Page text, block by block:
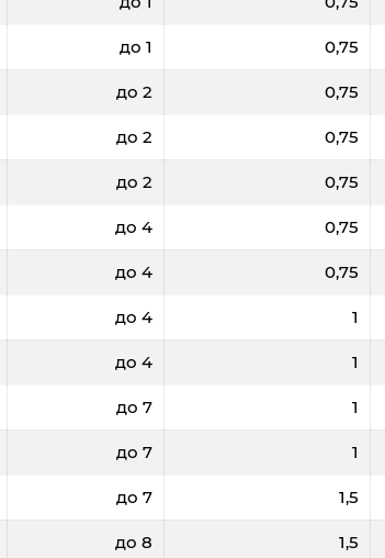
до 1 0,75
до 2 0,75
до 2 0,75
до 2 0,75
до 4 0,75
до 4 0,75
до 4 1
до 4 1
до 7 1
до 7 1
до 7 1,5
до 8 1,5